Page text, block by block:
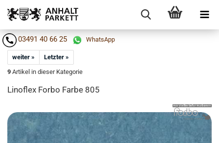
03491 40 66 25 WhatsApp
weiter »
Letzter »
9 Artikel in dieser Kategorie
Li­no­flex Forbo Farbe 805